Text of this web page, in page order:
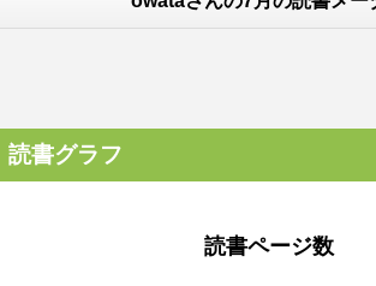
読書グラフ
読書ページ数